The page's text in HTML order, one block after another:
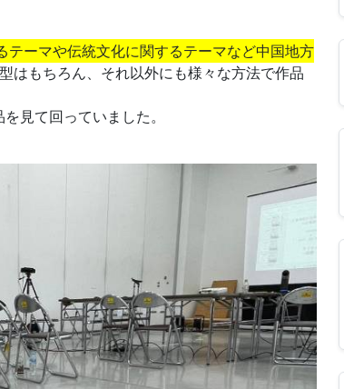
ーマや伝統文化に関するテーマなど中国地方
はもちろん、それ以外にも様々な方法で作品
見て回っていました。